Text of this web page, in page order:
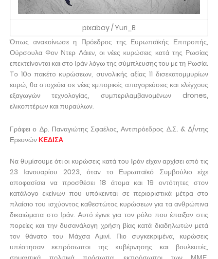
pixabay / Yuri_B
Όπως ανακοίνωσε η Πρόεδρος της Ευρωπαϊκής Επιτροπής,
Ούρσουλα Φον Ντερ Λάιεν, οι νέες κυρώσεις κατά της Ρωσίας
επεκτείνονται και στο Ιράν λόγω της σύμπλευσης του με τη Ρωσία.
Tο 10ο πακέτο κυρώσεων, συνολικής αξίας 11 δισεκατομμυρίων
ευρώ, θα στοχεύει σε νέες εμπορικές απαγορεύσεις και ελέγχους
εξαγωγών τεχνολογίας, συμπεριλαμβανομένων drones,
ελικοπτέρων και πυραύλων.
Γράφει ο Δρ. Παναγιώτης Σφαέλος, Αντιπρόεδρος Δ.Σ. & Δ/ντης
Ερευνών ΚΕΔΙΣΑ
Να θυμίσουμε ότι οι κυρώσεις κατά του Ιράν είχαν αρχίσει από τις
23 Ιανουαρίου 2023, όταν το Ευρωπαϊκό Συμβούλιο είχε
αποφασίσει να προσθέσει 18 άτομα και 19 οντότητες στον
κατάλογο εκείνων που υπόκεινται σε περιοριστικά μέτρα στο
πλαίσιο του ισχύοντος καθεστώτος κυρώσεων για τα ανθρώπινα
δικαιώματα στο Ιράν. Αυτό έγινε για τον ρόλο που έπαιξαν στις
πορείες και την δυσανάλογη χρήση βίας κατά διαδηλωτών μετά
τον θάνατο του Μάχσα Αμινί. Πιο συγκεκριμένα, κυρώσεις
υπέστησαν εκπρόσωποι της κυβέρνησης και βουλευτές,